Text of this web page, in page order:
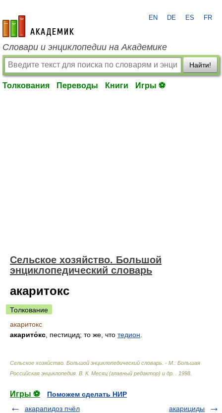
academic.ru
EN DE ES FR
Словари и энциклопедии на Академике
Найти!
Толкования Переводы Книги Игры ⚽
Сельское хозяйство. Большой
энциклопедический словарь
акаритокс
Толкование
акаритокс
акарито́кс , пестицид; то же, что тедион
Сельское хозяйство. Большой энциклопедический словарь. - М.: Большая
Российская энциклопедия В. К. Месяц (главный редактор) и др. 1998
Игры ⚽
Поможем сделать НИР
акарапидоз пчёл
акарициды